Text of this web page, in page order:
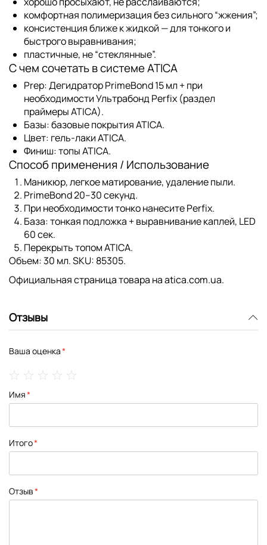
комфортная полимеризация без сильного “жжения”;
консистенция ближе к жидкой — для тонкого и
быстрого выравнивания;
пластичные, не “стеклянные”.
С чем сочетать в системе ATICA
Prep:Дегидратор PrimeBond 15 мл+ при
необходимостиУльтрабонд Perfix (раздел
праймеры ATICA).
Базы:базовые покрытия ATICA.
Цвет: гель-лаки ATICA.
Финиш:топы ATICA.
Способ применения / Использование
Маникюр, легкое матирование, удаление пыли.
PrimeBond20–30 секунд.
При необходимости тонко нанеситеPerfix.
База: тонкая подложка + выравнивание каплей, LED
60 сек.
Перекрытьтопом ATICA.
Объем:30 мл.SKU: 85305.
Официальная страница товара на atica.com.ua.
Отзывы
Ваша оценка
star
stars
stars
stars
stars
Имя
Итого
Отзыв